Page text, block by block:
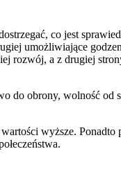
co jest
umożliwiające
a z drugiej
obrony, wolność od
wyższe.